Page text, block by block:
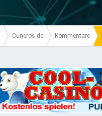
Cuneros.de Kommentare